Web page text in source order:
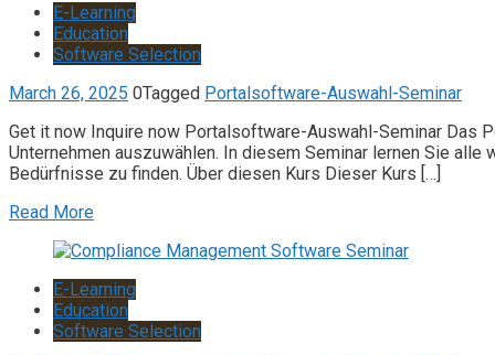
E-Learning
Education
Software Selection
March 26, 2025 0Tagged Portalsoftware-Auswahl-Seminar
Get it now Inquire now Portalsoftware-Auswahl-Seminar Das
Unternehmen auszuwählen. In diesem Seminar lernen Sie
Bedürfnisse zu finden. Über diesen Kurs Dieser Kurs […]
Read More
E-Learning
Education
Software Selection